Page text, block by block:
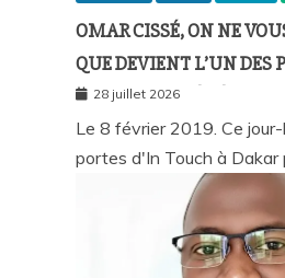
OMAR CISSÉ, ON NE
QUE DEVIENT L’UN DES
LA FINTECH
28 juillet 2026
Le 8 février 2019. Ce jour-
portes d'In Touch à Dakar